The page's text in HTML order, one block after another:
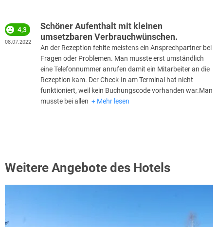
Schöner Aufenthalt mit kleinen
umsetzbaren Verbrauchwünschen.
4,3
08.07.2022
An der Rezeption fehlte meistens ein Ansprechpartner bei
Fragen oder Problemen. Man musste erst umständlich
eine Telefonnummer anrufen damit ein Mitarbeiter an die
Rezeption kam. Der Check-In am Terminal hat nicht
funktioniert, weil kein Buchungscode vorhanden war.Man
musste bei allen
Mehr lesen
Weitere Angebote des Hotels